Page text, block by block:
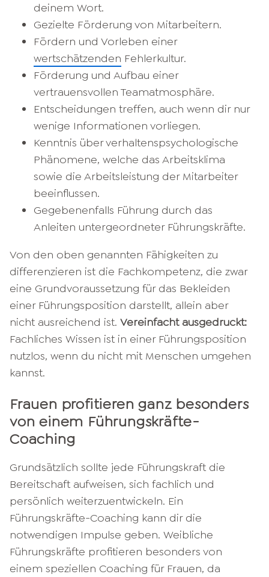
deinem Wort.
Gezielte Förderung von Mitarbeitern.
Fördern und Vorleben einer
wertschätzenden Fehlerkultur.
Förderung und Aufbau einer
vertrauensvollen Teamatmosphäre.
Entscheidungen treffen, auch wenn dir nur
wenige Informationen vorliegen.
Kenntnis über verhaltenspsychologische
Phänomene, welche das Arbeitsklima
sowie die Arbeitsleistung der Mitarbeiter
beeinflussen.
Gegebenenfalls Führung durch das
Anleiten untergeordneter Führungskräfte.
Von den oben genannten Fähigkeiten zu
differenzieren ist die Fachkompetenz, die zwar
eine Grundvoraussetzung für das Bekleiden
einer Führungsposition darstellt, allein aber
nicht ausreichend ist. Vereinfacht ausgedruckt:
Fachliches Wissen ist in einer Führungsposition
nutzlos, wenn du nicht mit Menschen umgehen
kannst.
Frauen profitieren ganz besonders
von einem Führungskräfte-
Coaching
Grundsätzlich sollte jede Führungskraft die
Bereitschaft aufweisen, sich fachlich und
persönlich weiterzuentwickeln. Ein
Führungskräfte-Coaching kann dir die
notwendigen Impulse geben. Weibliche
Führungskräfte profitieren besonders von
einem speziellen Coaching für Frauen, da